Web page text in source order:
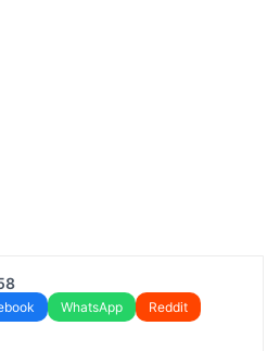
WhatsApp
Reddit